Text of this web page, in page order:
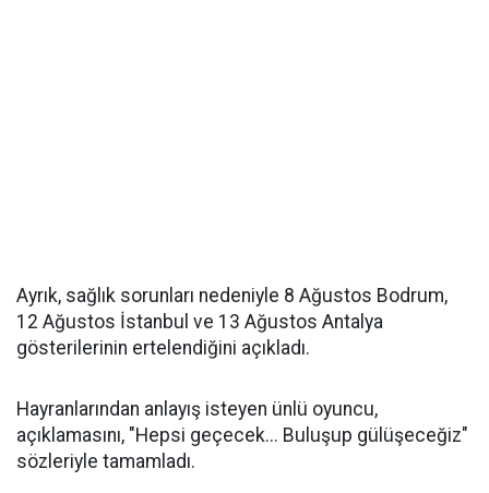
Ayrık, sağlık sorunları nedeniyle 8 Ağustos Bodrum,
12 Ağustos İstanbul ve 13 Ağustos Antalya
gösterilerinin ertelendiğini açıkladı.
Hayranlarından anlayış isteyen ünlü oyuncu,
açıklamasını, "Hepsi geçecek... Buluşup gülüşeceğiz"
sözleriyle tamamladı.